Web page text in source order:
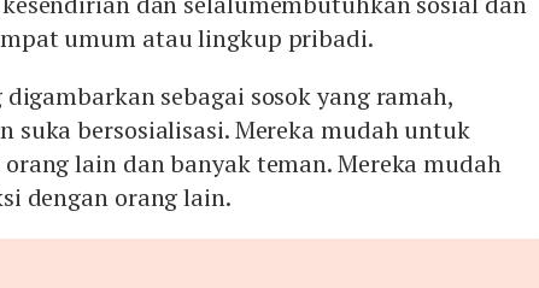
umum atau lingkup pribadi.
sebagai sosok yang ramah,
suka bersosialisasi. Mereka mudah untuk
lain dan banyak teman. Mereka mudah
dengan orang lain.